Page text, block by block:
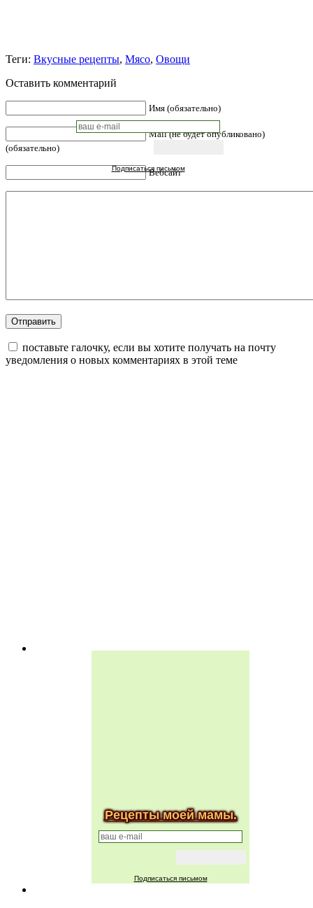
Подписаться письмом
Теги: Вкусные рецепты, Мясо, Овощи
Оставить комментарий
Имя (обязательно)
Mail (не будет опубликовано)
(обязательно)
Вебсайт
поставьте галочку, если вы хотите получать на почту
уведомления о новых комментариях в этой теме
Рецепты моей мамы.
Подписаться письмом